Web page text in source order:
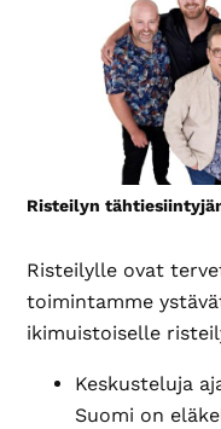
Risteilyn
Risteilylle ovat
toimintamme
ikimuistoiselle
Keskusteluja
Suomi on